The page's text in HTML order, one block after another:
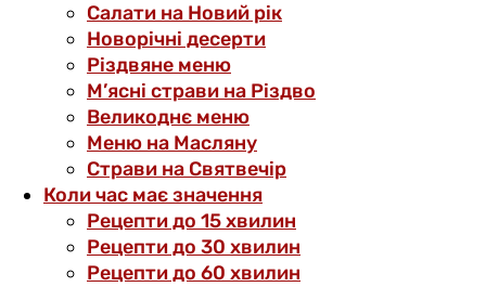
Салати на Новий рік
Новорічні десерти
Різдвяне меню
М’ясні страви на Різдво
Великоднє меню
Меню на Масляну
Страви на Святвечір
Коли час має значення
Рецепти до 15 хвилин
Рецепти до 30 хвилин
Рецепти до 60 хвилин